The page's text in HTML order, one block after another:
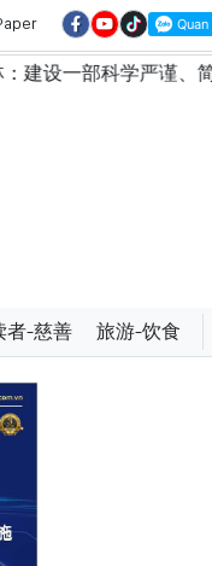
严谨、简明精炼、便
者-慈善 旅游-饮食